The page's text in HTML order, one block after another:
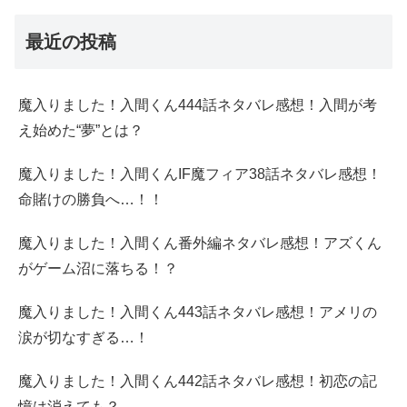
最近の投稿
魔入りました！入間くん444話ネタバレ感想！入間が考
え始めた“夢”とは？
魔入りました！入間くんIF魔フィア38話ネタバレ感想！
命賭けの勝負へ…！！
魔入りました！入間くん番外編ネタバレ感想！アズくん
がゲーム沼に落ちる！？
魔入りました！入間くん443話ネタバレ感想！アメリの
涙が切なすぎる…！
魔入りました！入間くん442話ネタバレ感想！初恋の記